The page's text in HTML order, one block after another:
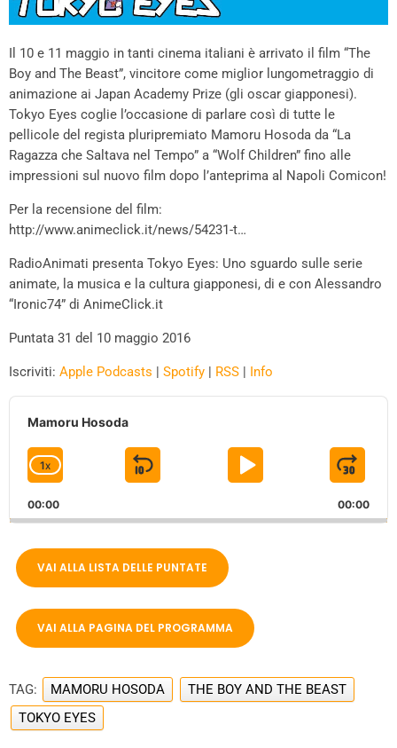
Il 10 e 11 maggio in tanti cinema italiani è arrivato il film “The
Boy and The Beast”, vincitore come miglior lungometraggio di
animazione ai Japan Academy Prize (gli oscar giapponesi).
Tokyo Eyes coglie l’occasione di parlare così di tutte le
pellicole del regista pluripremiato Mamoru Hosoda da “La
Ragazza che Saltava nel Tempo” a “Wolf Children” fino alle
impressioni sul nuovo film dopo l’anteprima al Napoli Comicon!
Per la recensione del film:
http://www.animeclick.it/news/54231-t…
RadioAnimati presenta Tokyo Eyes: Uno sguardo sulle serie
animate, la musica e la cultura giapponesi, di e con Alessandro
“Ironic74” di AnimeClick.it
Puntata 31 del 10 maggio 2016
Iscriviti: Apple Podcasts | Spotify | RSS | Info
A
a
Mamoru Hosoda
C
A
N
G
E
A
Y
B
C
K
R
1X
S
I
P
B
C
K
W
A
P
A
U
S
E
J
U
M
A
R
00:00 00:00
VAI ALLA LISTA DELLE PUNTATE
VAI ALLA PAGINA DEL PROGRAMMA
TAG: MAMORU HOSODA
THE BOY AND THE BEAST
TOKYO EYES